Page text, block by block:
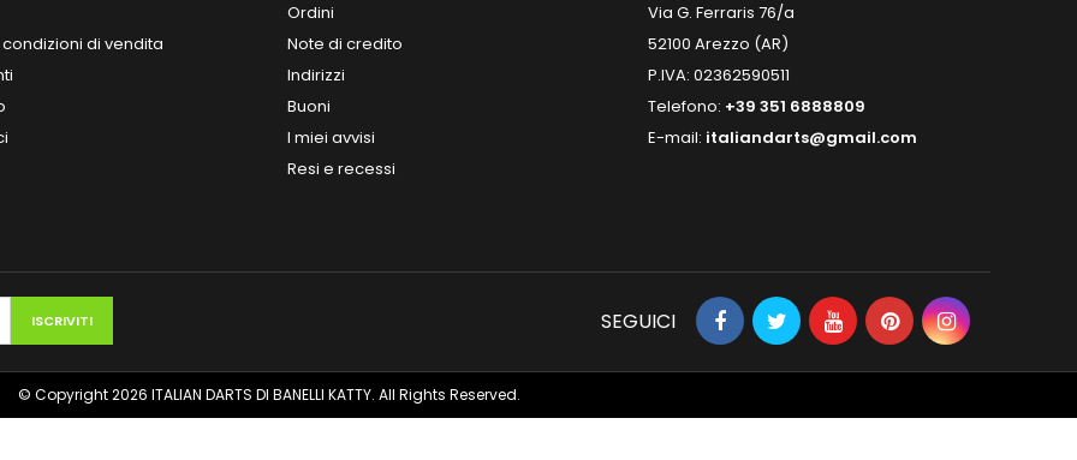
di vendita
Ordini
Note di credito
Indirizzi
Buoni
I miei avvisi
Resi e recessi
Via G. Ferraris 76/a
52100 Arezzo (AR)
P.IVA: 02362590511
Telefono: +39 351 6888809
E-mail: italiandarts@gmail.com
SEGUICI
© Copyright 2026 ITALIAN DARTS DI BANELLI KATTY. All Rights Reserved.